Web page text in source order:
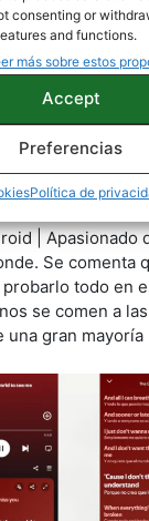
consenting or
and functions.
más sobre estos
Accept
Preferencias
Política de
en
| Apasionado
Se comenta
todo en
se comen a
una gran mayoría